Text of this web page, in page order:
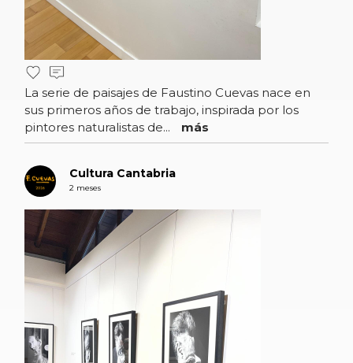
La serie de paisajes de Faustino Cuevas nace en
sus primeros años de trabajo, inspirada por los
pintores naturalistas de...
más
Cultura Cantabria
2 meses